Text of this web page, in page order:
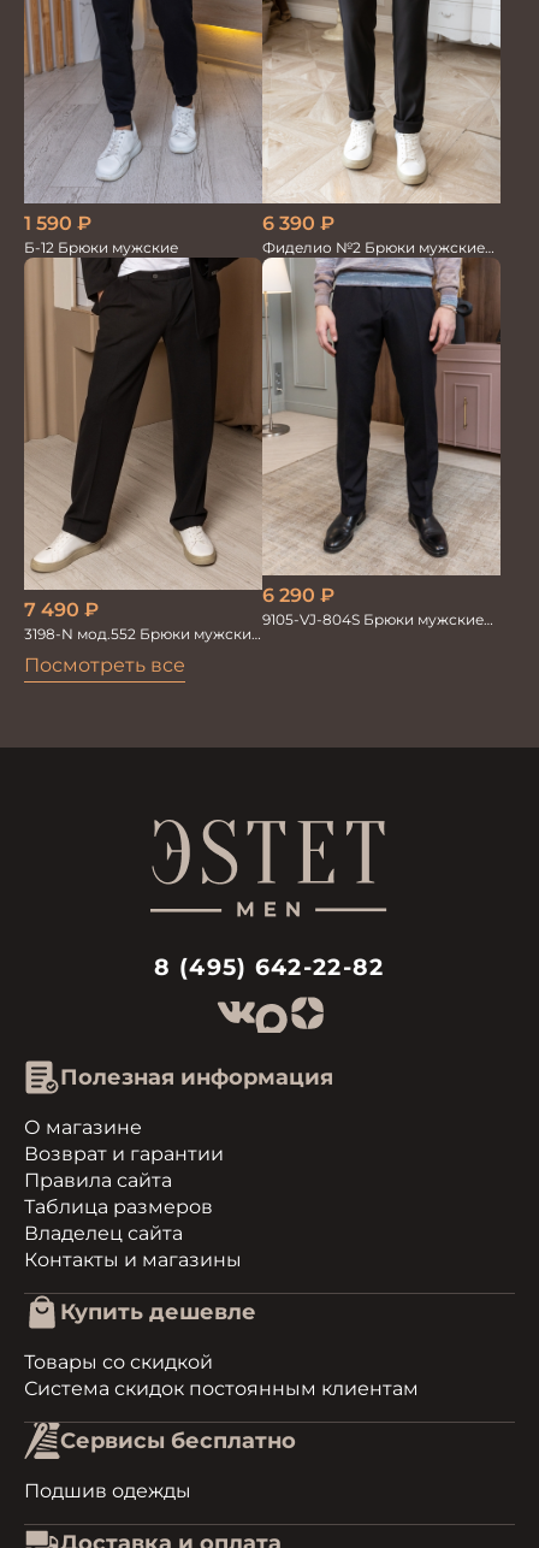
Посмотреть все
1 590 ₽
Б-12 Брюки мужские
6 390 ₽
Фиделио №2 Брюки мужские
черные
7 490 ₽
3198-N мод.552 Брюки мужские
6 290 ₽
9105-VJ-804S Брюки мужские
8 (495) 642-22-82
Полезная информация
О магазине
Возврат и гарантии
Правила сайта
Таблица размеров
Владелец сайта
Контакты и магазины
Купить дешевле
Товары со скидкой
Система скидок постоянным клиентам
Сервисы бесплатно
Подшив одежды